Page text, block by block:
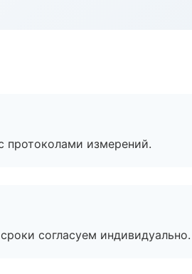
протоколами измерений.
согласуем индивидуально.